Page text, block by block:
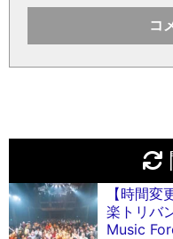
【時間
楽トリバ
Music